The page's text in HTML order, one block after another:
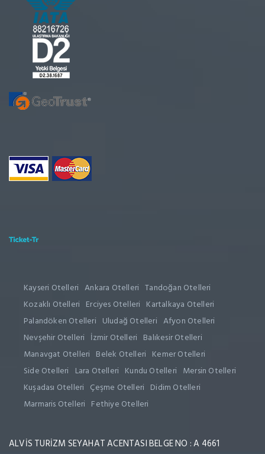
Kayseri Otelleri Ankara Otelleri Tandoğan Otelleri
Kozaklı Otelleri Erciyes Otelleri Kartalkaya Otelleri
Palandöken Otelleri Uludağ Otelleri Afyon Otelleri
Nevşehir Otelleri İzmir Otelleri Balıkesir Otelleri
Manavgat Otelleri Belek Otelleri Kemer Otelleri
Side Otelleri Lara Otelleri Kundu Otelleri Mersin Otelleri
Kuşadası Otelleri Çeşme Otelleri Didim Otelleri
Marmaris Otelleri Fethiye Otelleri
ALVİS TURİZM SEYAHAT ACENTASI BELGE NO : A 4661